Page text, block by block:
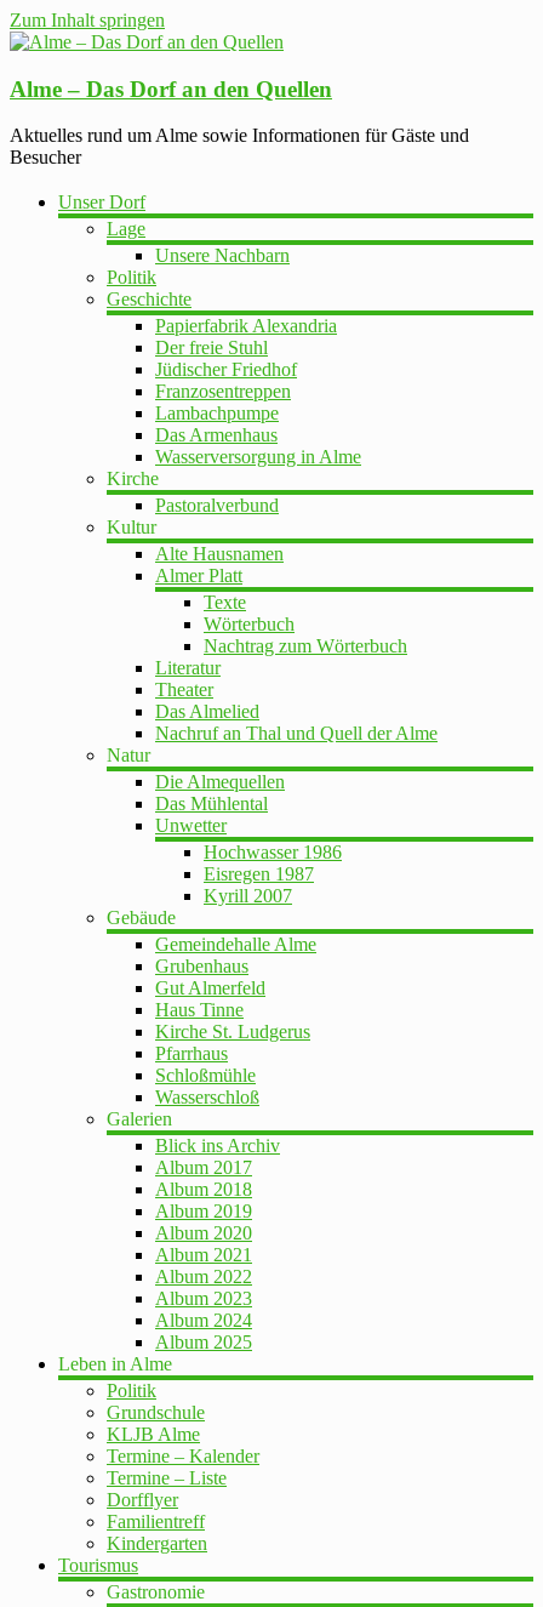
Zum Inhalt springen
Alme – Das Dorf an den Quellen
Aktuelles rund um Alme sowie Informationen für Gäste und
Besucher
Unser Dorf
Lage
Unsere Nachbarn
Politik
Geschichte
Papierfabrik Alexandria
Der freie Stuhl
Jüdischer Friedhof
Franzosentreppen
Lambachpumpe
Das Armenhaus
Wasserversorgung in Alme
Kirche
Pastoralverbund
Kultur
Alte Hausnamen
Almer Platt
Texte
Wörterbuch
Nachtrag zum Wörterbuch
Literatur
Theater
Das Almelied
Nachruf an Thal und Quell der Alme
Natur
Die Almequellen
Das Mühlental
Unwetter
Hochwasser 1986
Eisregen 1987
Kyrill 2007
Gebäude
Gemeindehalle Alme
Grubenhaus
Gut Almerfeld
Haus Tinne
Kirche St. Ludgerus
Pfarrhaus
Schloßmühle
Wasserschloß
Galerien
Blick ins Archiv
Album 2017
Album 2018
Album 2019
Album 2020
Album 2021
Album 2022
Album 2023
Album 2024
Album 2025
Leben in Alme
Politik
Grundschule
KLJB Alme
Termine – Kalender
Termine – Liste
Dorfflyer
Familientreff
Kindergarten
Tourismus
Gastronomie